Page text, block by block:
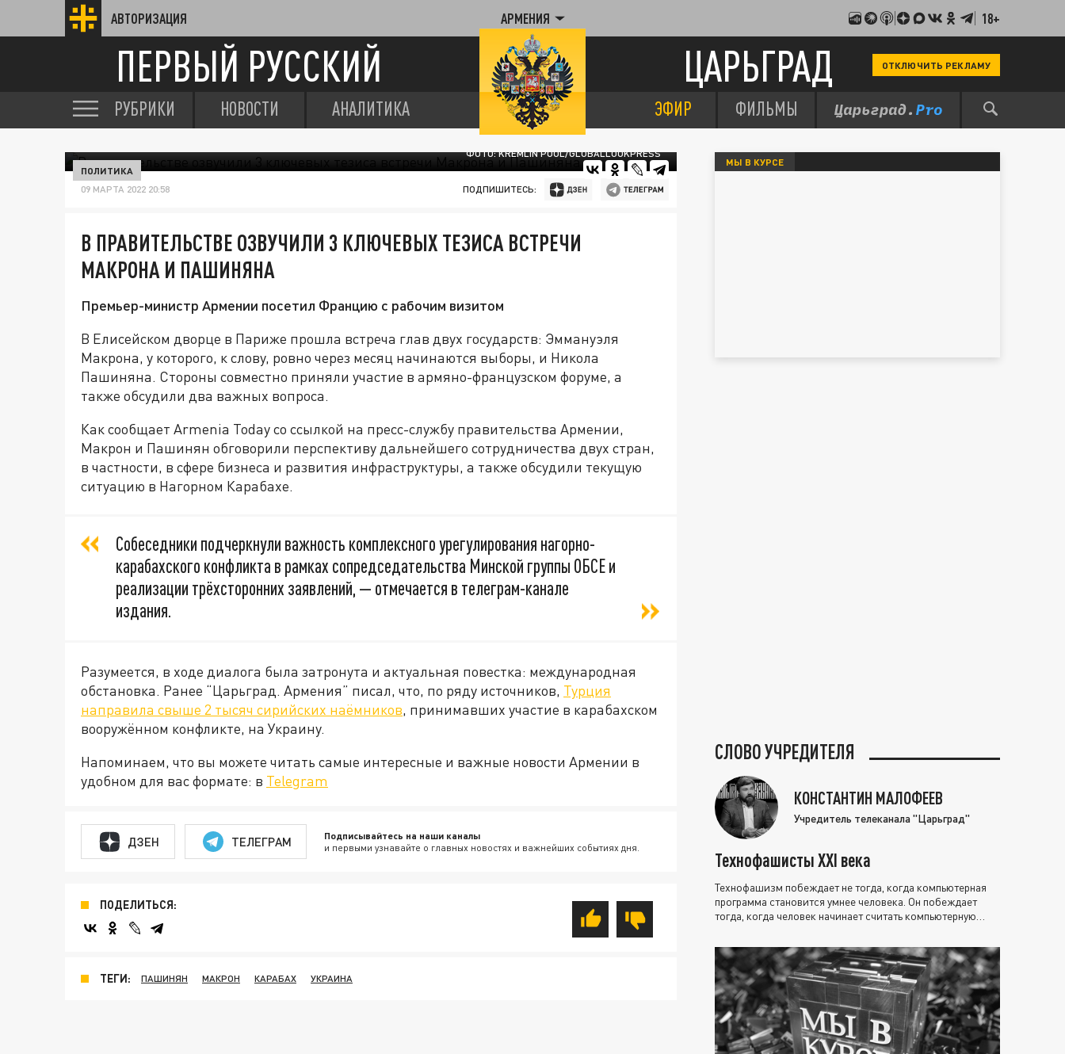
АВТОРИЗАЦИЯ АРМЕНИЯ 18+
ПЕРВЫЙ РУССКИЙ ЦАРЬГРАД ОТКЛЮЧИТЬ РЕКЛАМУ
РУБРИКИ НОВОСТИ АНАЛИТИКА ЭФИР ФИЛЬМЫ
ФОТО: KREMLIN POOL/GLOBALLOOKPRESS
ПОЛИТИКА
09 МАРТА 2022 20:58 ПОДПИШИТЕСЬ:
В ПРАВИТЕЛЬСТВЕ ОЗВУЧИЛИ 3 КЛЮЧЕВЫХ ТЕЗИСА ВСТРЕЧИ
МАКРОНА И ПАШИНЯНА
Премьер-министр Армении посетил Францию с рабочим визитом
В Елисейском дворце в Париже прошла встреча глав двух государств: Эммануэля
Макрона, у которого, к слову, ровно через месяц начинаются выборы, и Никола
Пашиняна. Стороны совместно приняли участие в армяно-французском форуме, а
также обсудили два важных вопроса.
Как сообщает Armenia Today со ссылкой на пресс-службу правительства Армении,
Макрон и Пашинян обговорили перспективу дальнейшего сотрудничества двух стран,
в частности, в сфере бизнеса и развития инфраструктуры, а также обсудили текущую
ситуацию в Нагорном Карабахе.
Собеседники подчеркнули важность комплексного урегулирования нагорно-
карабахского конфликта в рамках сопредседательства Минской группы ОБСЕ и
реализации трёхсторонних заявлений, — отмечается в телеграм-канале
издания.
Разумеется, в ходе диалога была затронута и актуальная повестка: международная
обстановка. Ранее “Царьград. Армения” писал, что, по ряду источников, Турция
направила свыше 2 тысяч сирийских наёмников, принимавших участие в карабахском
вооружённом конфликте, на Украину.
Напоминаем, что вы можете читать самые интересные и важные новости Армении в
удобном для вас формате: в Telegram
ДЗЕН ТЕЛЕГРАМ Подписывайтесь на наши каналы
и первыми узнавайте о главных новостях и важнейших событиях дня.
ПОДЕЛИТЬСЯ:
ТЕГИ: ПАШИНЯН МАКРОН КАРАБАХ УКРАИНА
МЫ В КУРСЕ
СЛОВО УЧРЕДИТЕЛЯ
КОНСТАНТИН МАЛОФЕЕВ
Учредитель телеканала "Царьград"
Технофашисты XXI века
Технофашизм побеждает не тогда, когда компьютерная
программа становится умнее человека. Он побеждает
тогда, когда человек начинает считать компьютерную